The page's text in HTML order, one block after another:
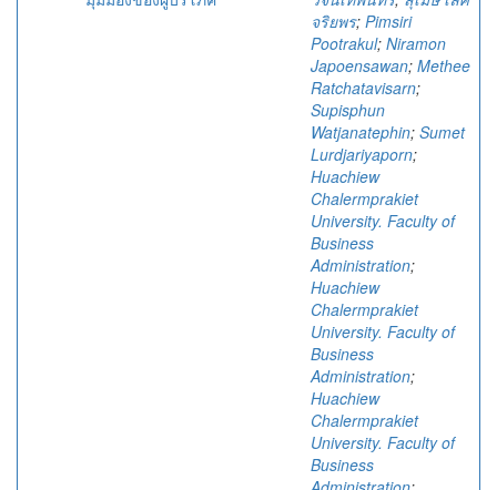
จริยพร; Pimsiri
Pootrakul; Niramon
Japoensawan; Methee
Ratchatavisarn;
Supisphun
Watjanatephin; Sumet
Lurdjariyaporn;
Huachiew
Chalermprakiet
University. Faculty of
Business
Administration;
Huachiew
Chalermprakiet
University. Faculty of
Business
Administration;
Huachiew
Chalermprakiet
University. Faculty of
Business